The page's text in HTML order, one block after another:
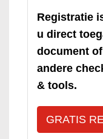
Registratie
u direct
document
andere
& tools.
GRATIS